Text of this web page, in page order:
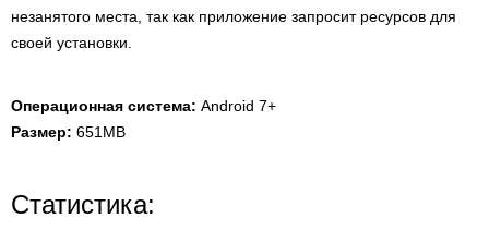
незанятого места, так как приложение запросит ресурсов для
своей установки.
Операционная система: Android 7+
Размер: 651MB
Статистика: